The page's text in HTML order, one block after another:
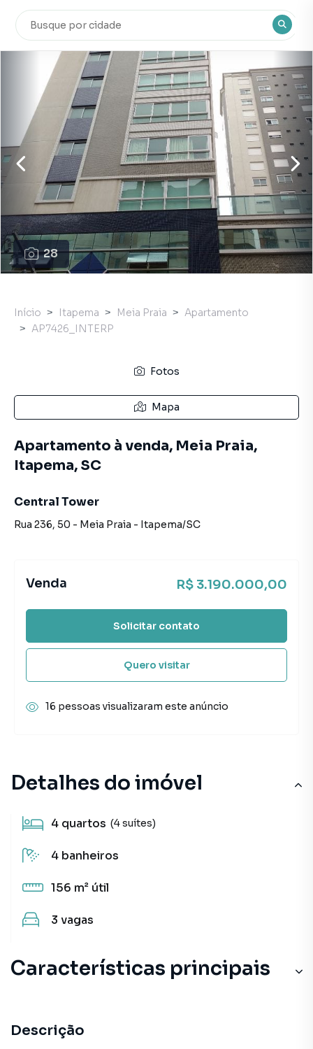
28
Detalhes do imóvel
4 quartos (4 suítes)
4 banheiros
156 m² útil
3 vagas
Características principais
Descrição
Início Itapema Meia Praia
Apartamento
AP7426_INTERP
Fotos
Mapa
Apartamento à venda, Meia Praia,
Itapema, SC
Central Tower
Rua 236, 50 - Meia Praia - Itapema/SC
Venda R$ 3.190.000,00
Solicitar contato
Quero visitar
16 pessoas visualizaram este anúncio